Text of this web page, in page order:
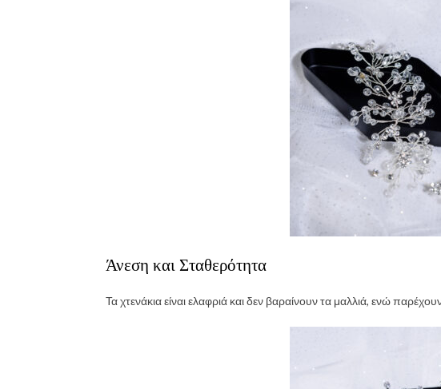
Άνεση και Σταθερότητα
Τα χτενάκια είναι ελαφριά και δεν βαραίνουν τα μαλλιά, ενώ